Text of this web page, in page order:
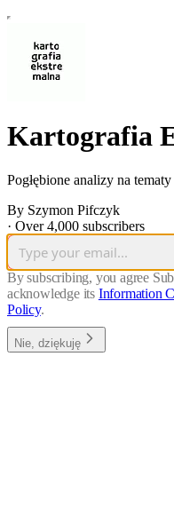
Kartografia
Pogłębione analizy na
By Szymon Pifczyk
· Over 4,000 subscribers
By subscribing, you agree
acknowledge its Information
Policy.
Nie, dziękuję